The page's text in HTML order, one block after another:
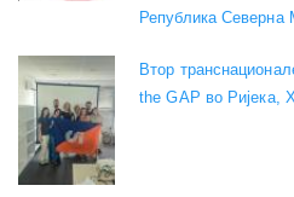
Република Северна
Втор
the GAP во Ријека,